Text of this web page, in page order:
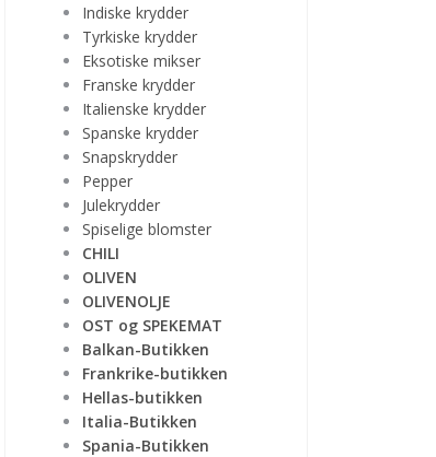
Indiske krydder
Tyrkiske krydder
Eksotiske mikser
Franske krydder
Italienske krydder
Spanske krydder
Snapskrydder
Pepper
Julekrydder
Spiselige blomster
CHILI
OLIVEN
OLIVENOLJE
OST og SPEKEMAT
Balkan-Butikken
Frankrike-butikken
Hellas-butikken
Italia-Butikken
Spania-Butikken